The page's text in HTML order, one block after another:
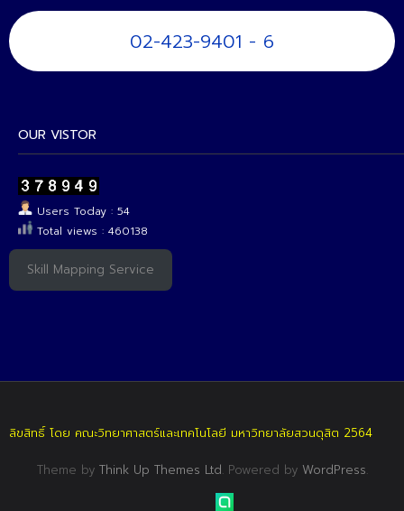
02-423-9401 - 6
OUR VISTOR
Users Today : 54
Total views : 460138
Skill Mapping Service
ลิขสิทธิ์ โดย คณะวิทยาศาสตร์และเทคโนโลยี มหาวิทยาลัยสวนดุสิต 2564
Theme by Think Up Themes Ltd. Powered by WordPress.